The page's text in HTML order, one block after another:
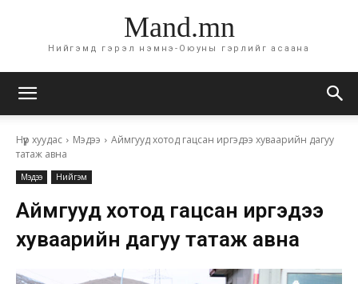
Mand.mn
Нийгэмд гэрэл нэмнэ-Оюуны гэрлийг асаана
Нүүр хуудас Мэдээ
Аймгууд хотод гацсан иргэдээ хуваарийн дагуу
татаж авна
Мэдээ Нийгэм
Аймгууд хотод гацсан иргэдээ
хуваарийн дагуу татаж авна